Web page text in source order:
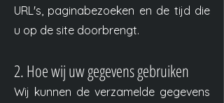
URL's, paginabezoeken en de tijd die
u op de site doorbrengt.
2. Hoe wij uw gegevens gebruiken
Wij kunnen de verzamelde gegevens